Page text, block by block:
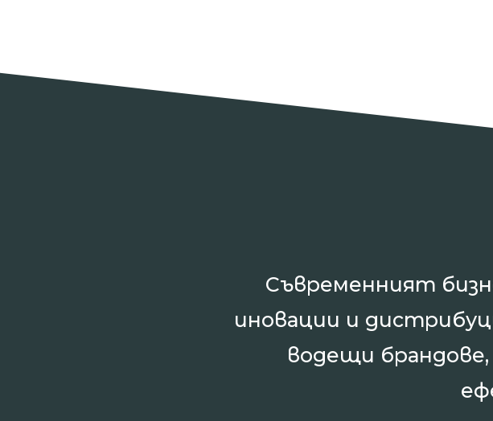
Съвременният
иновации и
водещи